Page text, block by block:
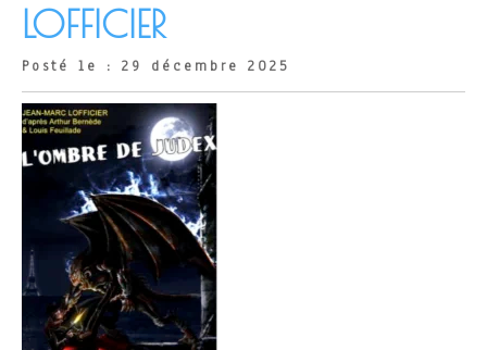
LOFFICIER
Posté le : 29 décembre 2025